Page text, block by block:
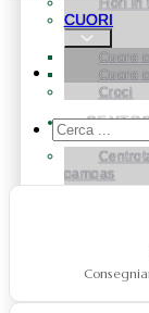
Fiori in
CUORI
Cuore
Cuore
Croci
pampas
FIORI
Fiori in
Cerca
...